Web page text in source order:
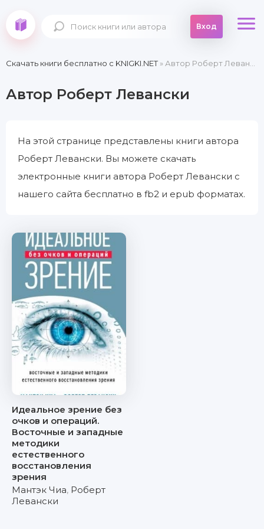
Вход
Скачать книги бесплатно c KNIGKI.NET» Автор Роберт Левански
Автор Роберт Левански
На этой странице представлены книги автора
Роберт Левански. Вы можете скачать
электронные книги автора Роберт Левански с
нашего сайта бесплатно в fb2 и epub форматах.
Идеальное зрение без
очков и операций.
Восточные и западные
методики
естественного
восстановления
зрения
Мантэк Чиа, Роберт
Левански